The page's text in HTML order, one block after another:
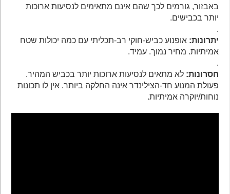
באבזור, גורמים לכך שהם אינם מתאימים לנסיעות ארוכות
יותר בכבישים.
יתרונות:אופנוע כביש-חוקי רב-תכליתי עם כמה יכולות שטח
אמיתיות. מחיר נמוך. עמיד.
חסרונות:לא מתאים לנסיעות ארוכות יותר בכביש המהיר.
פעולת המנוע חד-הצילינדר אינה החלקה ביותר. אין לו תכונות
נוחות/יוקרה אמיתיות.